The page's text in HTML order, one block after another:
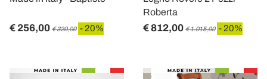
€ 256,00 € 320,00 - 20%
Roberta
€ 812,00 € 1.015,00 - 20%